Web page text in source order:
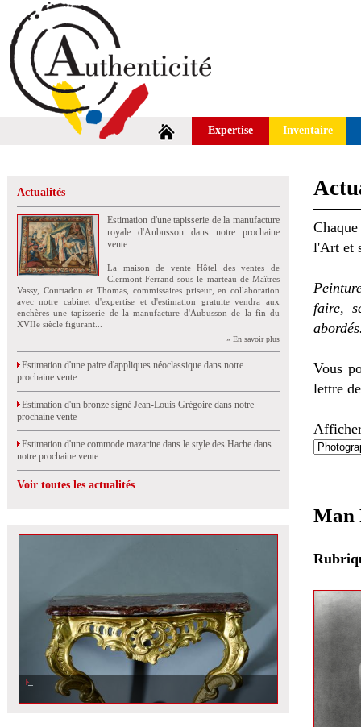
Expertise Inventaire
Actualités
Estimation d'une tapisserie de la manufacture
royale d'Aubusson dans notre prochaine
vente
La maison de vente Hôtel des ventes de
Clermont-Ferrand sous le marteau de Maîtres
Vassy, Courtadon et Thomas, commissaires priseur, en collaboration
avec notre cabinet d'expertise et d'estimation gratuite vendra aux
enchères une tapisserie de la manufacture d'Aubusson de la fin du
XVIIe siècle figurant...
» En savoir plus
Estimation d'une paire d'appliques néoclassique dans notre
prochaine vente
Estimation d'un bronze signé Jean-Louis Grégoire dans notre
prochaine vente
Estimation d'une commode mazarine dans le style des Hache dans
notre prochaine vente
Voir toutes les actualités
Estimation d\'une console en bois doré, vendue
l'Art et
faire,
Vous
lettre
Man